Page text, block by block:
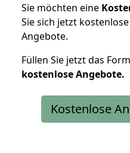
Sie möchten eine
Sie sich jetzt
Angebote.
Füllen Sie jetzt das
kostenloseAngebote.
Kostenlose